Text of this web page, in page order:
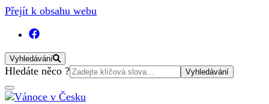
Přejít k obsahu webu
Vyhledávání
Vyhledat:
Hledáte něco ?